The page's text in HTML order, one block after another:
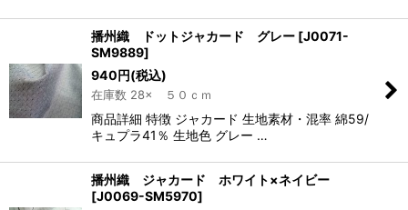
播州織 ドットジャカード グレー [J0071-
SM9889]
940円(税込)
在庫数 28× ５０ｃｍ
商品詳細 特徴 ジャカード 生地素材・混率 綿59/
キュプラ41％ 生地色 グレー …
播州織 ジャカード ホワイト×ネイビー
[J0069-SM5970]